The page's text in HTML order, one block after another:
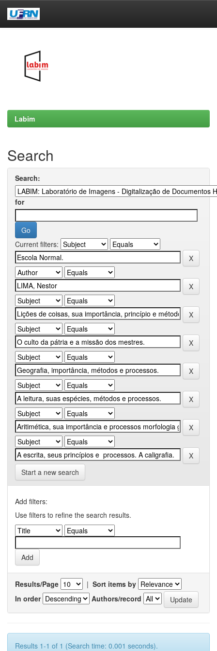
Labim
Search
Search:
for
Current filters:
Start a new search
Add filters:
Use filters to refine the search results.
Results/Page | Sort items by
In order
Authors/record
Results 1-1 of 1 (Search time: 0.001 seconds).